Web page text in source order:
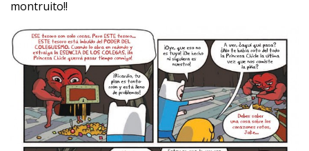
montruito!!